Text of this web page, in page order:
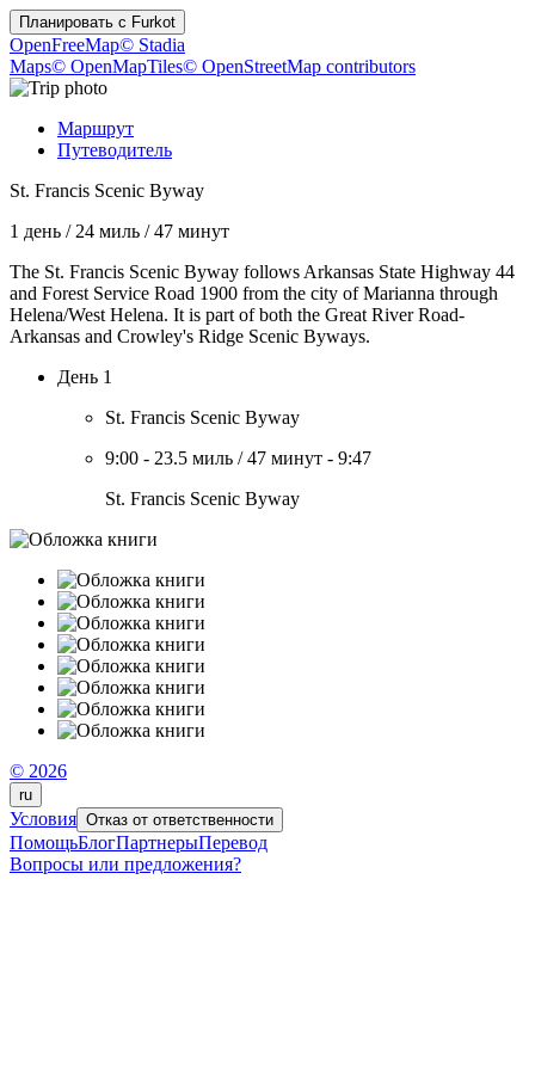
Планировать с Furkot
OpenFreeMap© Stadia
Maps© OpenMapTiles© OpenStreetMap contributors
Маршрут
Путеводитель
St. Francis Scenic Byway
1 день / 24 миль /47 минут
The St. Francis Scenic Byway follows Arkansas State Highway 44
and Forest Service Road 1900 from the city of Marianna through
Helena/West Helena. It is part of both the Great River Road-
Arkansas and Crowley's Ridge Scenic Byways.
День 1
St. Francis Scenic Byway
9:00 - 23.5 миль /47 минут - 9:47
St. Francis Scenic Byway
© 2026
ru
Условия Отказ от ответственности
ПомощьБлогПартнерыПеревод
Вопросы или предложения?